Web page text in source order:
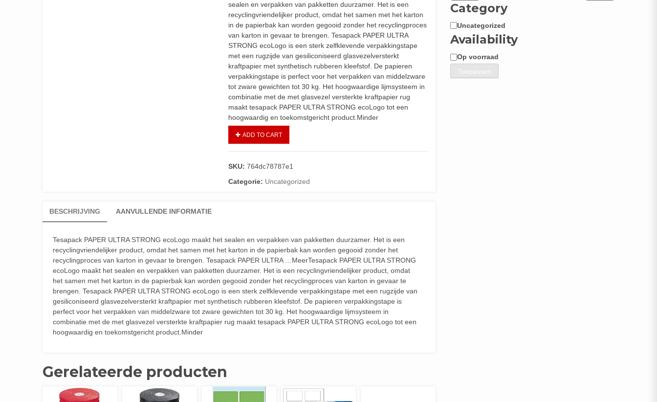
sealen en verpakken van pakketten duurzamer. Het is een
recyclingvriendelijker product, omdat het samen met het karton
in de papierbak kan worden gegooid zonder het recyclingproces
van karton in gevaar te brengen. Tesapack PAPER ULTRA
STRONG ecoLogo is een sterk zelfklevende verpakkingstape
met een rugzijde van gesiliconiseerd glasvezelversterkt
kraftpapier met synthetisch rubberen kleefstof. De papieren
verpakkingstape is perfect voor het verpakken van middelzware
tot zware gewichten tot 30 kg. Het hoogwaardige lijmsysteem in
combinatie met de met glasvezel versterkte kraftpapier rug
maakt tesapack PAPER ULTRA STRONG ecoLogo tot een
hoogwaardig en toekomstgericht product.Minder
ADD TO CART
SKU: 764dc78787e1
Categorie: Uncategorized
BESCHRIJVING AANVULLENDE INFORMATIE
Tesapack PAPER ULTRA STRONG ecoLogo maakt het sealen en verpakken van pakketten duurzamer. Het is een
recyclingvriendelijker product, omdat het samen met het karton in de papierbak kan worden gegooid zonder het
recyclingproces van karton in gevaar te brengen. Tesapack PAPER ULTRA …MeerTesapack PAPER ULTRA STRONG
ecoLogo maakt het sealen en verpakken van pakketten duurzamer. Het is een recyclingvriendelijker product, omdat
het samen met het karton in de papierbak kan worden gegooid zonder het recyclingproces van karton in gevaar te
brengen. Tesapack PAPER ULTRA STRONG ecoLogo is een sterk zelfklevende verpakkingstape met een rugzijde van
gesiliconiseerd glasvezelversterkt kraftpapier met synthetisch rubberen kleefstof. De papieren verpakkingstape is
perfect voor het verpakken van middelzware tot zware gewichten tot 30 kg. Het hoogwaardige lijmsysteem in
combinatie met de met glasvezel versterkte kraftpapier rug maakt tesapack PAPER ULTRA STRONG ecoLogo tot een
hoogwaardig en toekomstgericht product.Minder
Gerelateerde producten
Category
Categorie
Uncategorized
Availability
Beschikbaarheid
Op voorraad
Toepassen